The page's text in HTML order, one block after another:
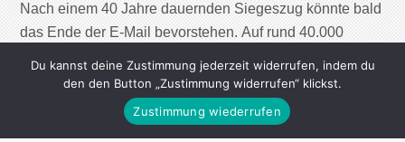
Nach einem 40 Jahre dauernden Siegeszug könnte bald
das Ende der E-Mail bevorstehen. Auf rund 40.000
des Jahres ein morgendlicher Schock. Als sie ihre
elektronischen Postfächer öffneten, waren diese leer
gefegt. Liebesbriefe, Geschäftsabsprachen – alles weg.
Du kannst deine Zustimmung jederzeit widerrufen, indem du
den den Button „Zustimmung widerrufen“ klickst.
Zustimmung wiederrufen